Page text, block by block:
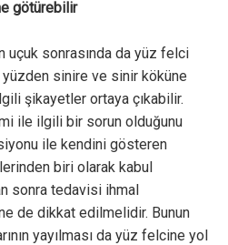
götürebilir
uçuk sonrasında da yüz felci
sinire ve sinir köküne
şikayetler ortaya çıkabilir.
ile ilgili bir sorun olduğunu
ile kendini gösteren
biri olarak kabul
sonra tedavisi ihmal
de dikkat edilmelidir. Bunun
yayılması da yüz felcine yol